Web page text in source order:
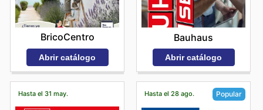
BricoCentro
Abrir catálogo
Bauhaus
Abrir catálogo
Hasta el 31 may. Hasta el 28 ago. Popular